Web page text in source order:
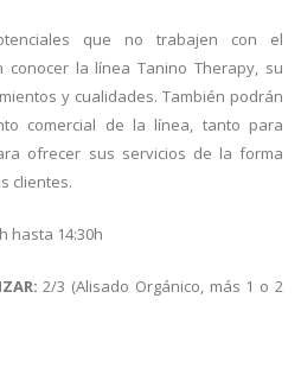
que no trabajen con el
conocer la línea Tanino Therapy, su
y cualidades. También podrán
comercial de la línea, tanto para
ofrecer sus servicios de la forma
clientes.
hasta 14:30h
2/3 (Alisado Orgánico, más 1 o 2